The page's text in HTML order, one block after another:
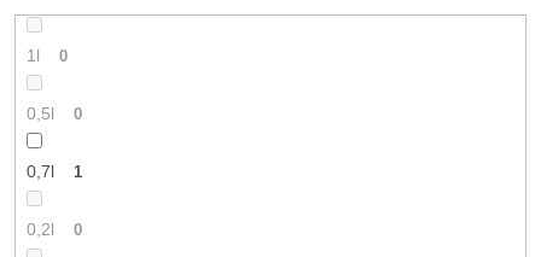
1l 0
0,5l 0
0,7l 1
0,2l 0